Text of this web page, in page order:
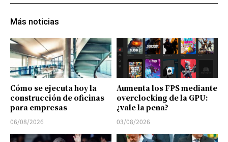
Más noticias
Cómo se ejecuta hoy la
construcción de oficinas
para empresas
06/08/2026
Aumenta los FPS mediante
overclocking de la GPU:
¿vale la pena?
03/08/2026